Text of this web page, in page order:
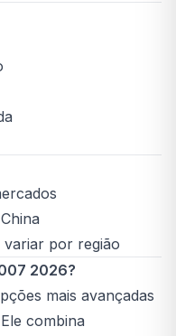
por região
2026?
mais avançadas
combina